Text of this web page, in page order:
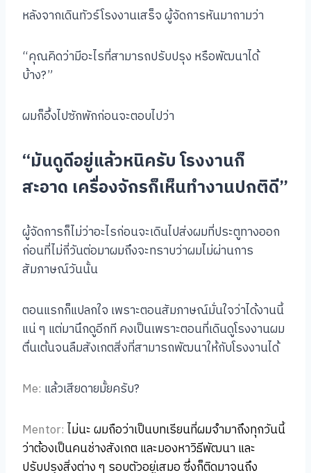
หลังจากเดินทัวร์โรงงานเสร็จ ผู้จัดการหันมาถามว่า
“คุณคิดว่ามีอะไรที่สามารถปรับปรุง หรือพัฒนาได้
บ้าง?”
ผมก็อึ้งไปซักพักก่อนจะตอบไปว่า
“มันดูดีอยู่แล้วหนิครับ โรงงานก็
สะอาด เครื่องจักรก็เห็นทำงานปกติดี”
ผู้จัดการก็ไม่ว่าอะไรก่อนจะเดินไปส่งผมที่ประตูทางออก
ก่อนที่ไม่กี่วันต่อมาผมถึงจะทราบว่าผมไม่ผ่านการ
สัมภาษณ์วันนั้น
ตอนแรกก็แปลกใจ เพราะตอนสัมภาษณ์มั่นใจว่าได้งานนี้
แน่ ๆ แต่มานึกดูอีกที คงเป็นเพราะตอนที่เดินดูโรงงานผม
ตื่นเต้นจนลืมสังเกตสิ่งที่สามารถพัฒนาให้กับโรงงานได้
Me: แล้วเสียดายมั้ยครับ?
Mentor: ไม่นะ ผมถือว่าเป็นบทเรียนที่ผมจำมาถึงทุกวันนี้
ว่าต้องเป็นคนช่างสังเกต และมองหาวิธีพัฒนา และ
ปรับปรุงสิ่งต่าง ๆ รอบตัวอยู่เสมอ ซึ่งก็ติดมาจนถึง